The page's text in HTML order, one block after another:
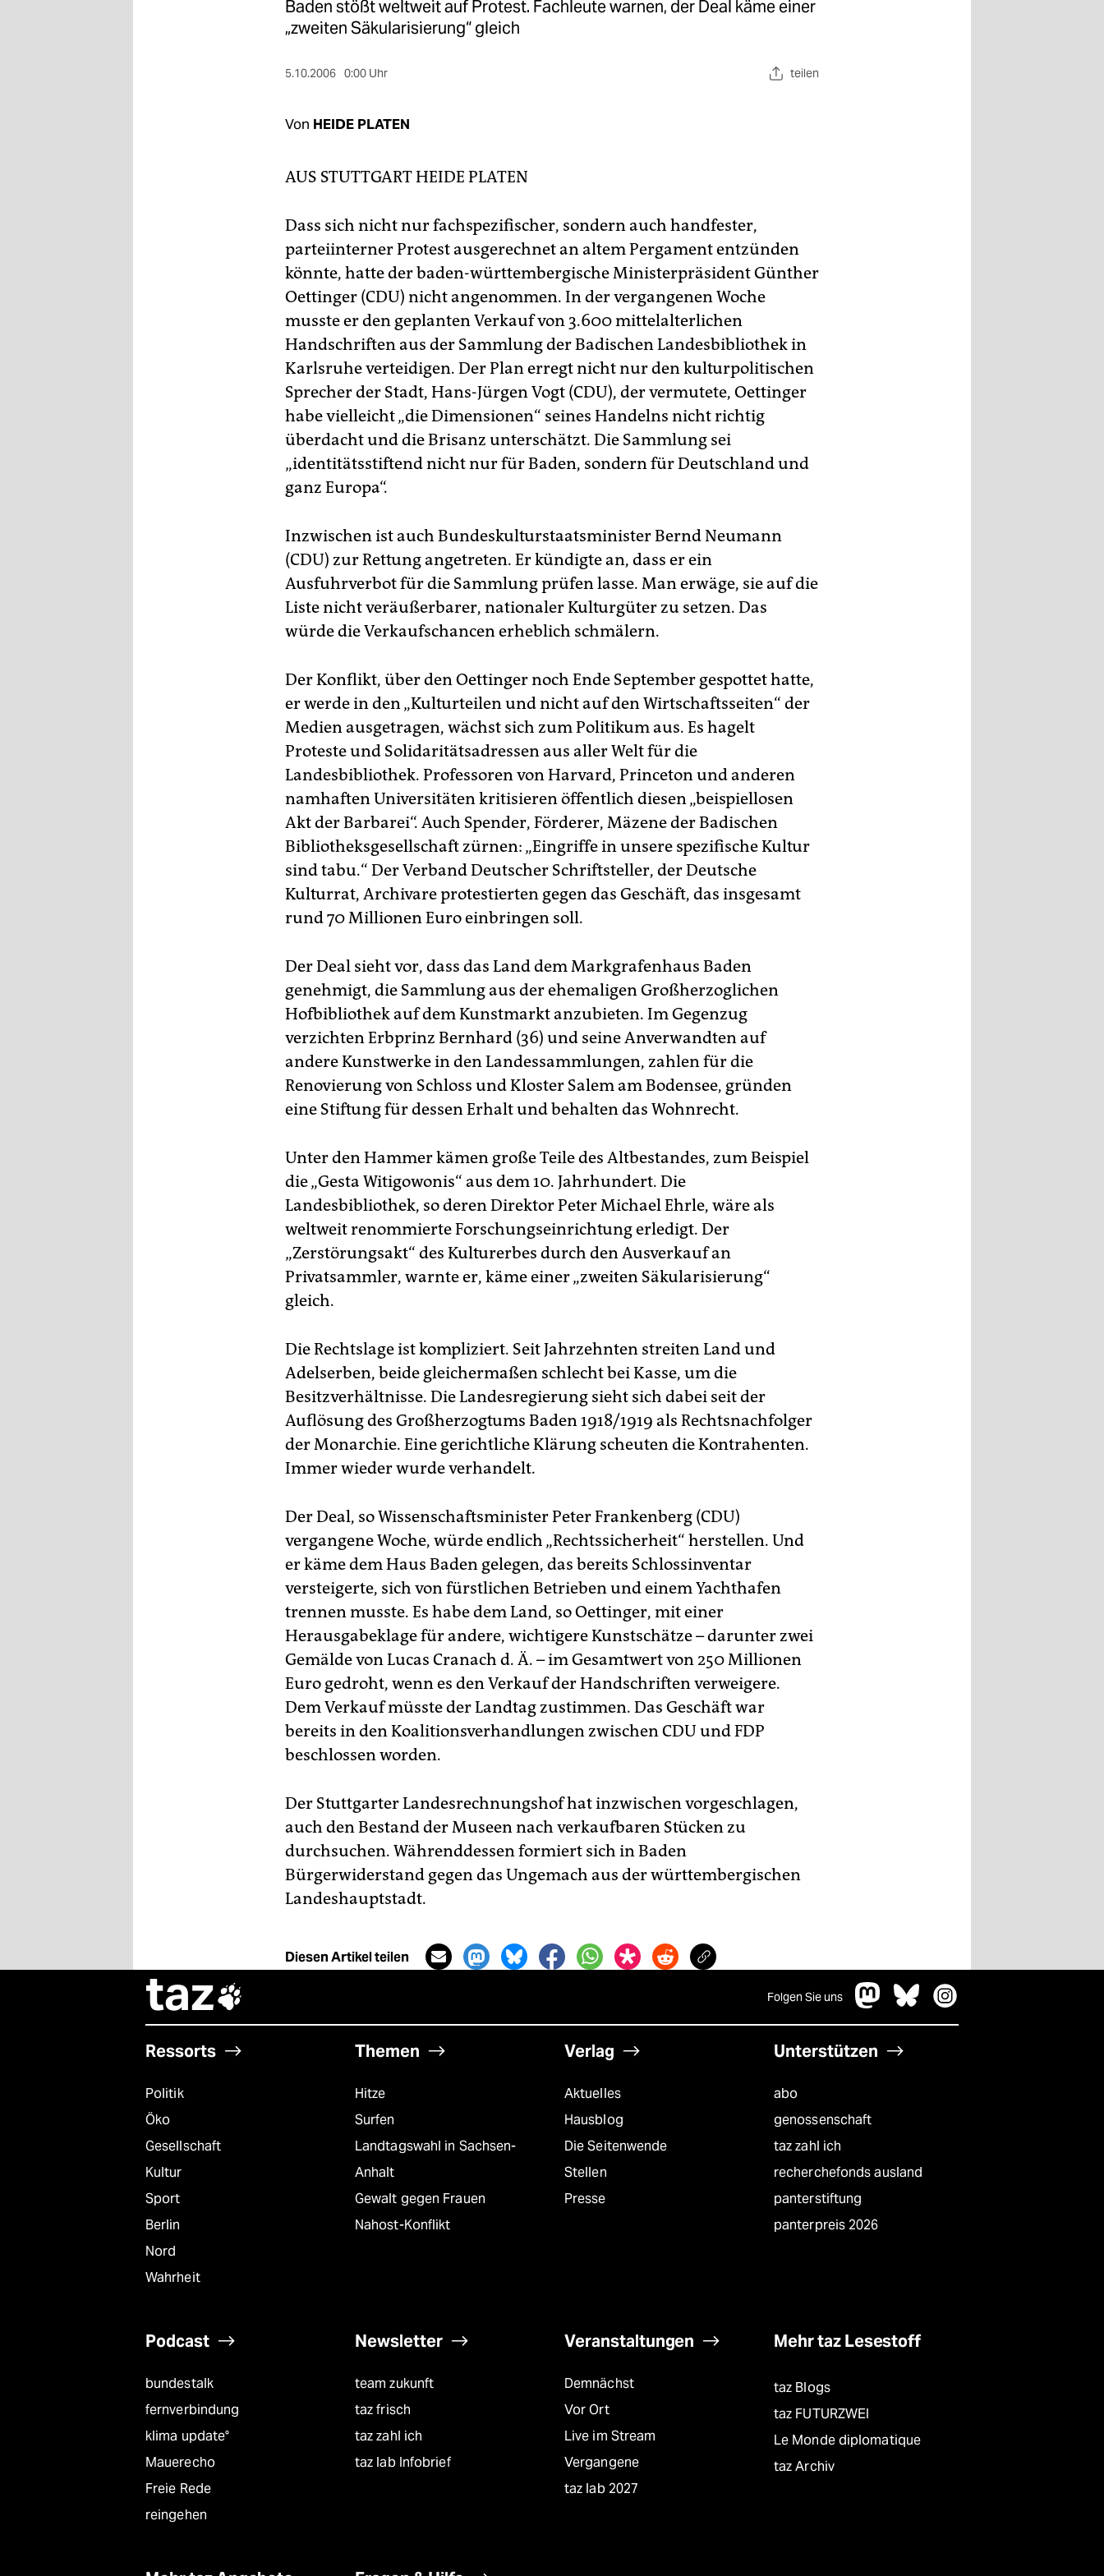
Baden stößt weltweit auf Protest. Fachleute warnen, der Deal käme einer
„zweiten Säkularisierung“ gleich
5.10.2006 0:00 Uhr teilen
Von HEIDE PLATEN
AUS STUTTGARTHEIDE PLATEN
Dass sich nicht nur fachspezifischer, sondern auch handfester,
parteiinterner Protest ausgerechnet an altem Pergament entzünden
könnte, hatte der baden-württembergische Ministerpräsident Günther
Oettinger (CDU) nicht angenommen. In der vergangenen Woche
musste er den geplanten Verkauf von 3.600 mittelalterlichen
Handschriften aus der Sammlung der Badischen Landesbibliothek in
Karlsruhe verteidigen. Der Plan erregt nicht nur den kulturpolitischen
Sprecher der Stadt, Hans-Jürgen Vogt (CDU), der vermutete, Oettinger
habe vielleicht „die Dimensionen“ seines Handelns nicht richtig
überdacht und die Brisanz unterschätzt. Die Sammlung sei
„identitätsstiftend nicht nur für Baden, sondern für Deutschland und
ganz Europa“.
Inzwischen ist auch Bundeskulturstaatsminister Bernd Neumann
(CDU) zur Rettung angetreten. Er kündigte an, dass er ein
Ausfuhrverbot für die Sammlung prüfen lasse. Man erwäge, sie auf die
Liste nicht veräußerbarer, nationaler Kulturgüter zu setzen. Das
würde die Verkaufschancen erheblich schmälern.
Der Konflikt, über den Oettinger noch Ende September gespottet hatte,
er werde in den „Kulturteilen und nicht auf den Wirtschaftsseiten“ der
Medien ausgetragen, wächst sich zum Politikum aus. Es hagelt
Proteste und Solidaritätsadressen aus aller Welt für die
Landesbibliothek. Professoren von Harvard, Princeton und anderen
namhaften Universitäten kritisieren öffentlich diesen „beispiellosen
Akt der Barbarei“. Auch Spender, Förderer, Mäzene der Badischen
Bibliotheksgesellschaft zürnen: „Eingriffe in unsere spezifische Kultur
sind tabu.“ Der Verband Deutscher Schriftsteller, der Deutsche
Kulturrat, Archivare protestierten gegen das Geschäft, das insgesamt
rund 70 Millionen Euro einbringen soll.
Der Deal sieht vor, dass das Land dem Markgrafenhaus Baden
genehmigt, die Sammlung aus der ehemaligen Großherzoglichen
Hofbibliothek auf dem Kunstmarkt anzubieten. Im Gegenzug
verzichten Erbprinz Bernhard (36) und seine Anverwandten auf
andere Kunstwerke in den Landessammlungen, zahlen für die
Renovierung von Schloss und Kloster Salem am Bodensee, gründen
eine Stiftung für dessen Erhalt und behalten das Wohnrecht.
Unter den Hammer kämen große Teile des Altbestandes, zum Beispiel
die „Gesta Witigowonis“ aus dem 10. Jahrhundert. Die
Landesbibliothek, so deren Direktor Peter Michael Ehrle, wäre als
weltweit renommierte Forschungseinrichtung erledigt. Der
„Zerstörungsakt“ des Kulturerbes durch den Ausverkauf an
Privatsammler, warnte er, käme einer „zweiten Säkularisierung“
gleich.
Die Rechtslage ist kompliziert. Seit Jahrzehnten streiten Land und
Adelserben, beide gleichermaßen schlecht bei Kasse, um die
Besitzverhältnisse. Die Landesregierung sieht sich dabei seit der
Auflösung des Großherzogtums Baden 1918/1919 als Rechtsnachfolger
der Monarchie. Eine gerichtliche Klärung scheuten die Kontrahenten.
Immer wieder wurde verhandelt.
Der Deal, so Wissenschaftsminister Peter Frankenberg (CDU)
vergangene Woche, würde endlich „Rechtssicherheit“ herstellen. Und
er käme dem Haus Baden gelegen, das bereits Schlossinventar
versteigerte, sich von fürstlichen Betrieben und einem Yachthafen
trennen musste. Es habe dem Land, so Oettinger, mit einer
Herausgabeklage für andere, wichtigere Kunstschätze – darunter zwei
Gemälde von Lucas Cranach d. Ä. – im Gesamtwert von 250 Millionen
Euro gedroht, wenn es den Verkauf der Handschriften verweigere.
Dem Verkauf müsste der Landtag zustimmen. Das Geschäft war
bereits in den Koalitionsverhandlungen zwischen CDU und FDP
beschlossen worden.
Der Stuttgarter Landesrechnungshof hat inzwischen vorgeschlagen,
auch den Bestand der Museen nach verkaufbaren Stücken zu
durchsuchen. Währenddessen formiert sich in Baden
Bürgerwiderstand gegen das Ungemach aus der württembergischen
Landeshauptstadt.
Diesen Artikel teilen
taz Folgen Sie uns
Ressorts
Politik
Öko
Gesellschaft
Kultur
Sport
Berlin
Nord
Wahrheit
Themen
Hitze
Surfen
Landtagswahl in Sachsen-
Anhalt
Gewalt gegen Frauen
Nahost-Konflikt
Verlag
Aktuelles
Hausblog
Die Seitenwende
Stellen
Presse
Unterstützen
abo
genossenschaft
taz zahl ich
recherchefonds ausland
panterstiftung
panterpreis 2026
Podcast
bundestalk
fernverbindung
klima update°
Mauerecho
Freie Rede
reingehen
Newsletter
team zukunft
taz frisch
taz zahl ich
taz lab Infobrief
Veranstaltungen
Demnächst
Vor Ort
Live im Stream
Vergangene
taz lab 2027
Mehr taz Lesestoff
taz Blogs
taz FUTURZWEI
Le Monde diplomatique
taz Archiv